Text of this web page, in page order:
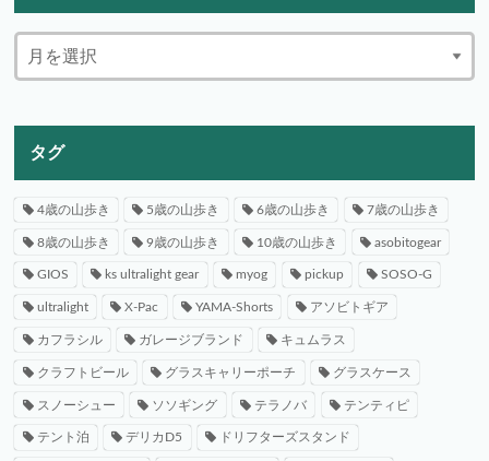
タグ
4歳の山歩き 5歳の山歩き 6歳の山歩き 7歳の山歩き
8歳の山歩き 9歳の山歩き 10歳の山歩き asobitogear
GIOS ks ultralight gear myog pickup SOSO-G
ultralight X-Pac YAMA-Shorts アソビトギア
カフラシル ガレージブランド キュムラス
クラフトビール グラスキャリーポーチ グラスケース
スノーシュー ソソギング テラノバ テンティピ
テント泊 デリカD5 ドリフターズスタンド